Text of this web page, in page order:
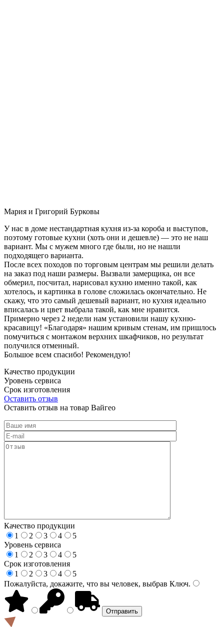
Мария и Григорий Бурковы
У нас в доме нестандартная кухня из-за короба и выступов,
поэтому готовые кухни (хоть они и дешевле) — это не наш
вариант. Мы с мужем много где были, но не нашли
подходящего варианта.
После всех походов по торговым центрам мы решили делать
на заказ под наши размеры. Вызвали замерщика, он все
обмерил, посчитал, нарисовал кухню именно такой, как
хотелось, и картинка в голове сложилась окончательно. Не
скажу, что это самый дешевый вариант, но кухня идеально
вписалась и цвет выбрала такой, как мне нравится.
Примерно через 2 недели нам установили нашу кухню-
красавицу! «Благодаря» нашим кривым стенам, им пришлось
помучиться с монтажом верхних шкафчиков, но результат
получился отменный.
Большое всем спасибо! Рекомендую!
Качество продукции
Уровень сервиса
Срок изготовления
Оставить отзыв
Оставить отзыв на товар Вайгео
Качество продукции
1
2 3 4
5
Уровень сервиса
1
2 3 4
5
Срок изготовления
1
2 3 4
5
Пожалуйста, докажите, что вы человек, выбрав Ключ.